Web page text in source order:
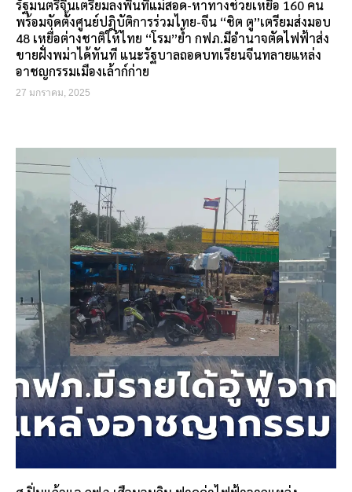
รัฐมนตรีจีนเตรียมลงพื้นที่แม่สอด-หาทางช่วยเหยื่อ 160 คน
พร้อมจัดตั้งศูนย์ปฎิบัติการร่วมไทย-จีน “ชิต ตู”เตรียมส่งมอบ
48 เหยื่อต่างชาติให้ไทย “โรม”ย้ำ กฟภ.มีอำนาจตัดไฟฟ้าส่ง
ขายฝั่งพม่าได้ทันที แนะรัฐบาลถอดบทเรียนจีนทลายแหล่ง
อาชญกรรมเมืองเล้าก์ก่าย
27 มกราคม, 2025